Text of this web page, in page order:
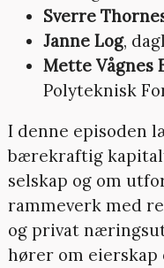
Sverre
Janne Log,
Mette Vågnes
Polyteknisk
I denne episoden
bærekraftig
selskap og om
rammeverk med
og privat
hører om